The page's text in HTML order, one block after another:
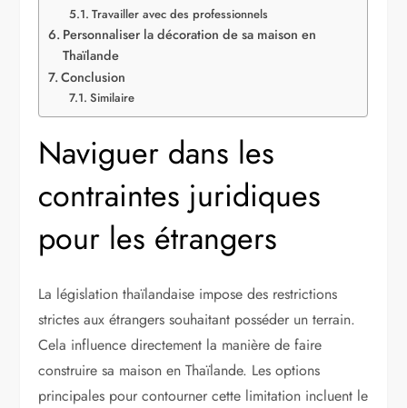
Travailler avec des professionnels
Personnaliser la décoration de sa maison en
Thaïlande
Conclusion
Similaire
Naviguer dans les
contraintes juridiques
pour les étrangers
La législation thaïlandaise impose des restrictions
strictes aux étrangers souhaitant posséder un terrain.
Cela influence directement la manière de faire
construire sa maison en Thaïlande. Les options
principales pour contourner cette limitation incluent le